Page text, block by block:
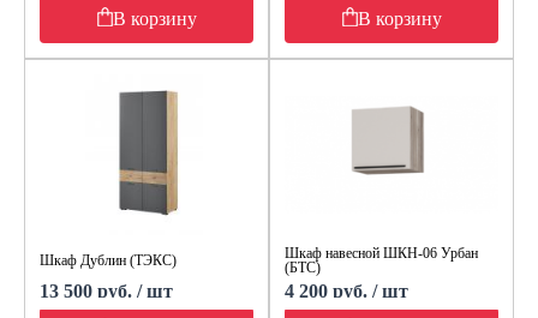
В корзину
В корзину
Шкаф Дублин (ТЭКС)
13 500 руб. / шт
Шкаф навесной ШКН-06 Урбан
(БТС)
4 200 руб. / шт